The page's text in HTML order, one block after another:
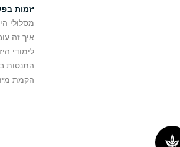
יזמות
מסלולי
איך זה
לימודי
התנסות
הקמת